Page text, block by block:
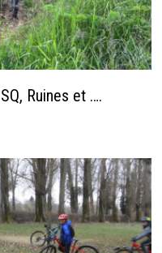
Ruines et ….